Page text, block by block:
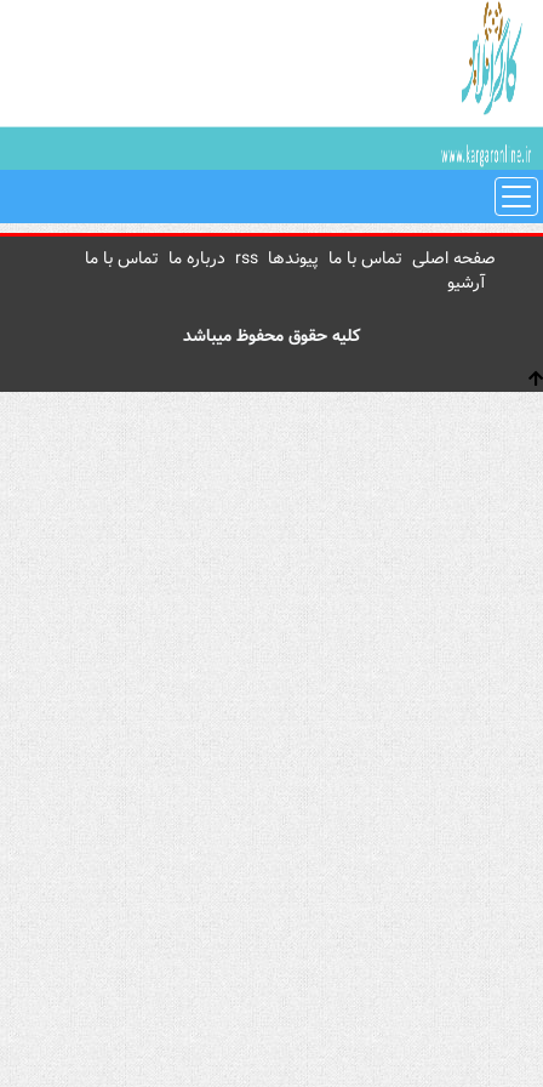
صفحه اصلی تماس با ما پیوندها rss درباره ما تماس با ما
آرشیو
کلیه حقوق محفوظ میباشد